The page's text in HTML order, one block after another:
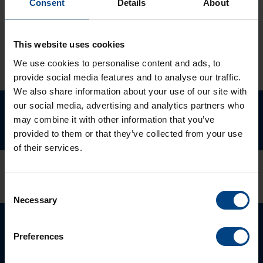
Consent Details About
This website uses cookies
We use cookies to personalise content and ads, to
provide social media features and to analyse our traffic.
We also share information about your use of our site with
our social media, advertising and analytics partners who
may combine it with other information that you’ve
provided to them or that they’ve collected from your use
of their services.
Selection
Necessary
Preferences
Envoyer
FAQ'S SUR NOTRE
PARTICIPATION
Quel est l'emplacement exact de
notre stand ?
Comment puis-je réserver une
réunion à l'avance ?